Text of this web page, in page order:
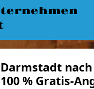
nach
% Gratis-